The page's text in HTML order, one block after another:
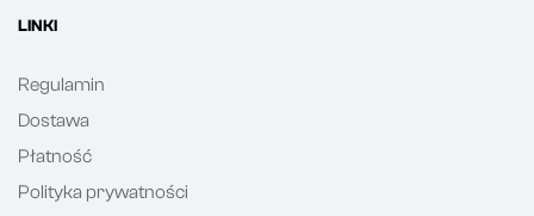
LINKI
Regulamin
Dostawa
Płatność
Polityka prywatności